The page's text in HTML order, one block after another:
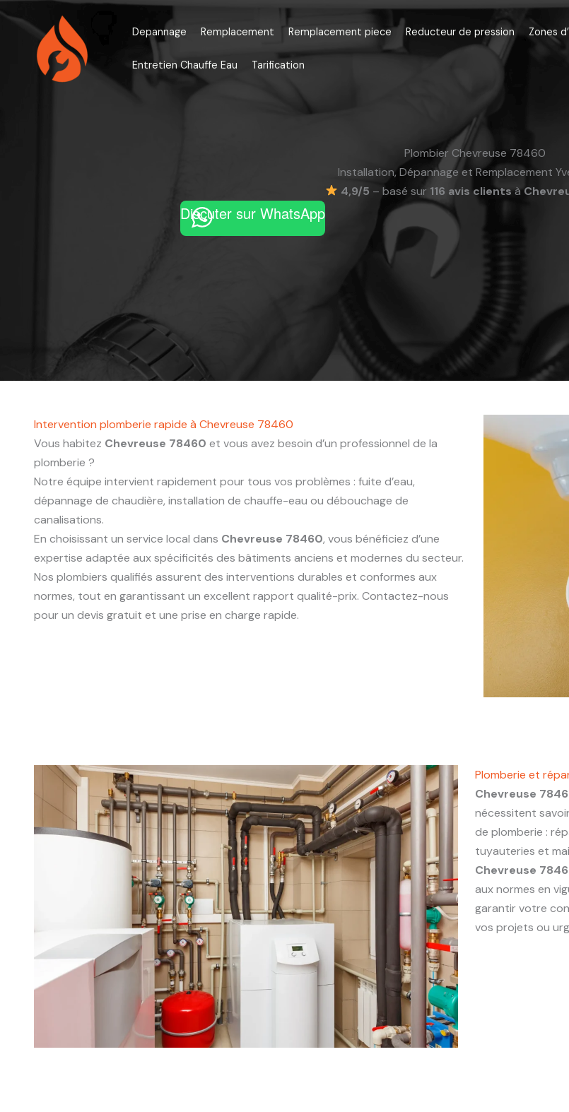
Aller
contenu
Depannage Remplacement Remplacement piece Reducteur de pression Zones
Entretien Chauffe Eau Tarification
Plombier Chevreuse 78460
Installation, Dépannage et Remplacement
4,9/5 – basé sur 116 avis clientsà
Discuter sur WhatsApp
Intervention plomberie rapide à Chevreuse 78460
Vous habitez Chevreuse 78460 et vous avez besoin d’un professionnel de la
plomberie ?
Notre équipe intervient rapidement pour tous vos problèmes : fuite d’eau,
dépannage de chaudière, installation de chauffe-eau ou débouchage de
canalisations.
En choisissant un service local dans Chevreuse 78460, vous bénéficiez d’une
expertise adaptée aux spécificités des bâtiments anciens et modernes du secteur.
Nos plombiers qualifiés assurent des interventions durables et conformes aux
normes, tout en garantissant un excellent rapport qualité-prix. Contactez-nous
pour un devis gratuit et une prise en charge rapide.
Plomberie et
Chevreuse
nécessitent
de plomberie :
tuyauteries et
Chevreuse
aux normes en
garantir votre
vos projets ou